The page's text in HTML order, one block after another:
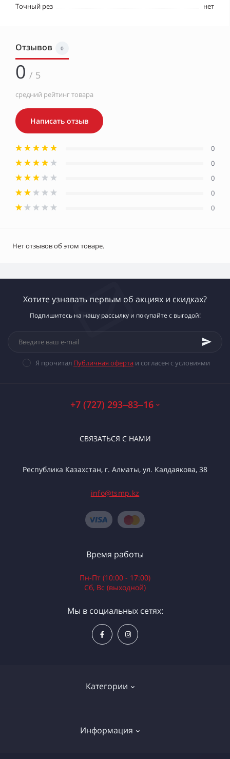
Точный рез
нет
Отзывов 0
0 / 5
средний рейтинг товара
Написать отзыв
0
0
0
0
0
Нет отзывов об этом товаре.
Хотите узнавать первым об акциях и скидках?
Подпишитесь на нашу рассылку и покупайте с выгодой!
Я прочитал Публичная оферта и согласен с условиями
+7 (727) 293‒83‒16
СВЯЗАТЬСЯ С НАМИ
Республика Казахстан, г. Алматы, ул. Калдаякова, 38
info@tsmp.kz
Категории
Электроинструменты
Информация
Время работы
Пн-Пт (10:00 - 17:00)
Сб, Вс (выходной)
Мы в социальных сетях: